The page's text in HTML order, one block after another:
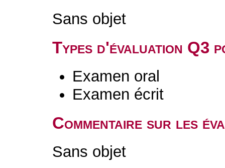
Sans objet
Types d'évaluation Q3
Examen oral
Examen écrit
Commentaire sur les
Sans objet